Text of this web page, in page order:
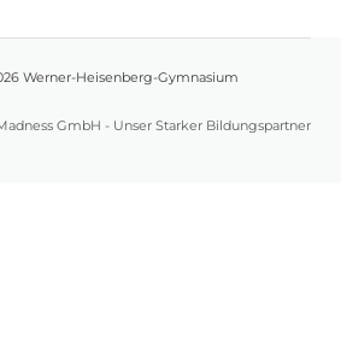
Werner-Heisenberg-Gymnasium
GmbH - Unser Starker Bildungspartner